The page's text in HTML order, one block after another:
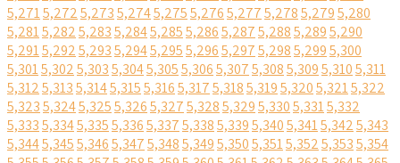
5,2715,2725,2735,2745,2755,2765,2775,2785,2795,280
5,2815,2825,2835,2845,2855,2865,2875,2885,2895,290
5,2915,2925,2935,2945,2955,2965,2975,2985,2995,300
5,3015,3025,3035,3045,3055,3065,3075,3085,3095,3105,311
5,3125,3135,3145,3155,3165,3175,3185,3195,3205,3215,322
5,3235,3245,3255,3265,3275,3285,3295,3305,3315,332
5,3335,3345,3355,3365,3375,3385,3395,3405,3415,3425,343
5,3445,3455,3465,3475,3485,3495,3505,3515,3525,3535,354